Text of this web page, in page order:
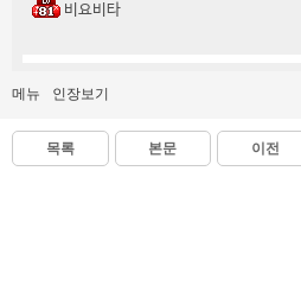
비요비타
메뉴 인장보기
목록 본문 이전